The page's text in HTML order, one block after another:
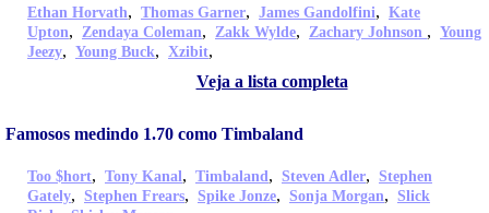
Ethan Horvath, Thomas Garner, James Gandolfini, Kate
Upton, Zendaya Coleman, Zakk Wylde, Zachary Johnson , Young
Jeezy, Young Buck, Xzibit,
Veja a lista completa
Famosos medindo 1.70 como Timbaland
Too $hort, Tony Kanal, Timbaland, Steven Adler, Stephen
Gately, Stephen Frears, Spike Jonze, Sonja Morgan, Slick